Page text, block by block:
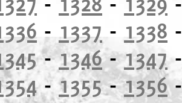
- 1337 - 1338
-1346-1347
- 1355-1356